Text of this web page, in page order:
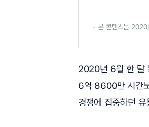
- 본 콘텐츠는 2020
2020년 6월 한 달
6억 8600만 시간
경쟁에 집중하던